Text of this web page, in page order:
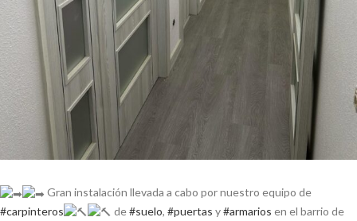
Gran instalación llevada a cabo por nuestro equipo de
#carpinteros
de#suelo, #puertas y#armarios en el barrio de